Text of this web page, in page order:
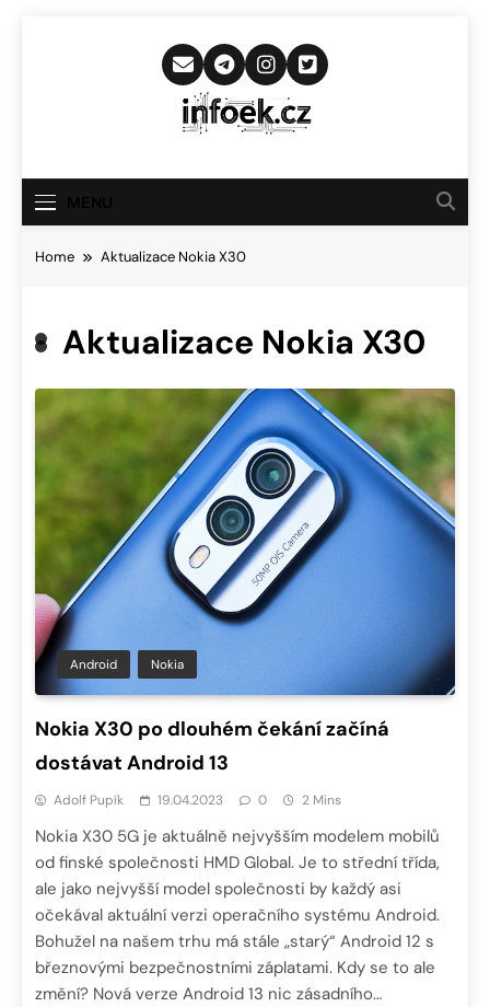
Infoek.cz
Novinkám
Home Aktualizace Nokia X30
Aktualizace Nokia X30
Android Nokia
Nokia X30 po dlouhém čekání začíná
dostávat Android 13
Adolf Pupík 19.04.2023 0 2 Mins
Nokia X30 5G je aktuálně nejvyšším modelem mobilů
od finské společnosti HMD Global. Je to střední třída,
ale jako nejvyšší model společnosti by každý asi
očekával aktuální verzi operačního systému Android.
Bohužel na našem trhu má stále „starý“ Android 12 s
březnovými bezpečnostními záplatami. Kdy se to ale
změní? Nová verze Android 13 nic zásadního…